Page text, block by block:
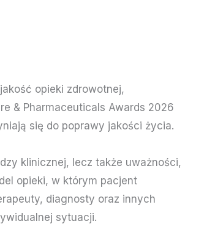
opieki zdrowotnej,
& Pharmaceuticals Awards 2026
się do poprawy jakości życia.
klinicznej, lecz także uważności,
opieki, w którym pacjent
diagnosty oraz innych
sytuacji.